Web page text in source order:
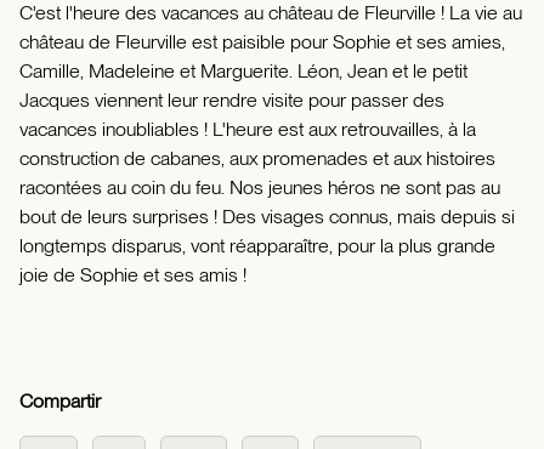
C'est l'heure des vacances au château de Fleurville ! La vie au
château de Fleurville est paisible pour Sophie et ses amies,
Camille, Madeleine et Marguerite. Léon, Jean et le petit
Jacques viennent leur rendre visite pour passer des
vacances inoubliables ! L'heure est aux retrouvailles, à la
construction de cabanes, aux promenades et aux histoires
racontées au coin du feu. Nos jeunes héros ne sont pas au
bout de leurs surprises ! Des visages connus, mais depuis si
longtemps disparus, vont réapparaître, pour la plus grande
joie de Sophie et ses amis !
Compartir